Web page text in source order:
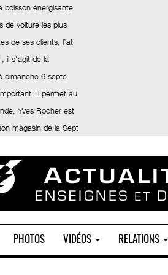
boisson énergisante
de voiture les plus
de ses clients, l’at
il s'agit de la
dimanche 6 septe
Il permet au
Yves Rocher est
magasin de la Sept
PHOTOS VIDÉOS RELATIONS